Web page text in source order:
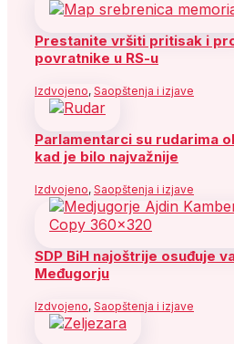
Prestanite vršiti pritisak i
povratnike u RS-u
Izdvojeno, Saopštenja i izjave
Parlamentarci su rudarima
kad je bilo najvažnije
Izdvojeno, Saopštenja i izjave
SDP BiH najoštrije osuđuje
Međugorju
Izdvojeno, Saopštenja i izjave